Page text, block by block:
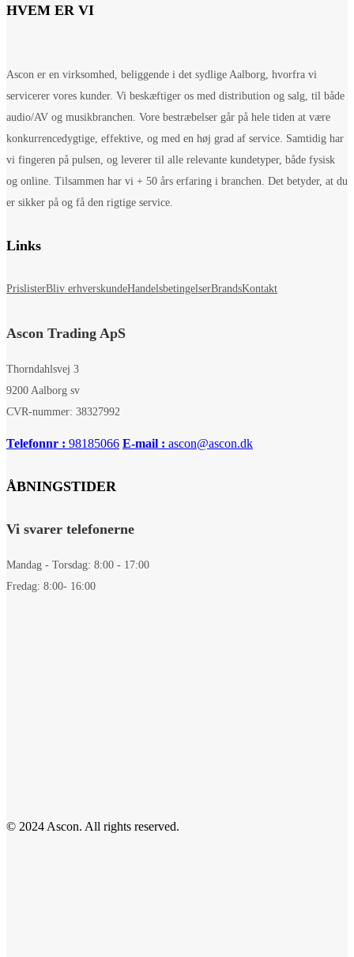
HVEM ER VI
Ascon er en virksomhed, beliggende i det sydlige Aalborg, hvorfra vi
servicerer vores kunder. Vi beskæftiger os med distribution og salg, til både
audio/AV og musikbranchen. Vore bestræbelser går på hele tiden at være
konkurrencedygtige, effektive, og med en høj grad af service. Samtidig har
vi fingeren på pulsen, og leverer til alle relevante kundetyper, både fysisk
og online. Tilsammen har vi + 50 års erfaring i branchen. Det betyder, at du
er sikker på og få den rigtige service.
Links
PrislisterBliv erhverskundeHandelsbetingelserBrandsKontakt
Ascon Trading ApS
Thorndahlsvej 3
9200 Aalborg sv
CVR-nummer: 38327992
Telefonnr : 98185066 E-mail : ascon@ascon.dk
ÅBNINGSTIDER
Vi svarer telefonerne
Mandag - Torsdag: 8:00 - 17:00
Fredag: 8:00- 16:00
© 2024 Ascon. All rights reserved.